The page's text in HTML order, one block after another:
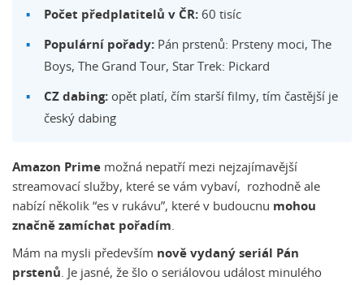
Počet předplatitelů v ČR:60 tisíc
Populární pořady:Pán prstenů: Prsteny moci, The
Boys, The Grand Tour, Star Trek: Pickard
CZ dabing: opět platí, čím starší filmy, tím častější je
český dabing
Amazon Prime možná nepatří mezi nejzajímavější
streamovací služby, které se vám vybaví, rozhodně ale
nabízí několik “es v rukávu”, které v budoucnu mohou
značně zamíchat pořadím
Mám na mysli především nově vydaný seriál Pán
prstenů . Je jasné, že šlo o seriálovou událost minulého